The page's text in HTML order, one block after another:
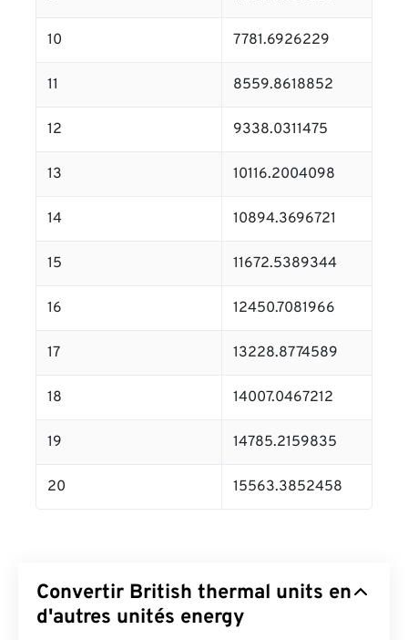
10 7781.6926229
11 8559.8618852
12 9338.0311475
13 10116.2004098
14 10894.3696721
15 11672.5389344
16 12450.7081966
17 13228.8774589
18 14007.0467212
19 14785.2159835
20 15563.3852458
Convertir British thermal units en
d'autres unités energy